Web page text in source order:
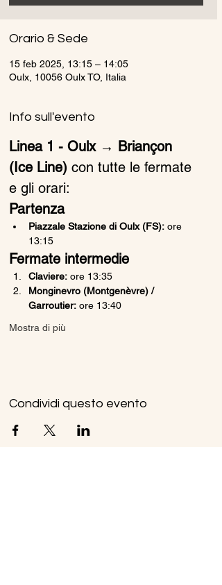
Orario & Sede
15 feb 2025, 13:15 – 14:05
Oulx, 10056 Oulx TO, Italia
Info sull'evento
Linea 1 - Oulx → Briançon
(Ice Line) con tutte le fermate
e gli orari:
Partenza
Piazzale Stazione di Oulx (FS): ore
13:15
Fermate intermedie
Claviere: ore 13:35
Monginevro (Montgenèvre) /
Garroutier: ore 13:40
Mostra di più
Condividi questo evento